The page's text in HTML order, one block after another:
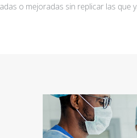
o mejoradas sin replicar las que